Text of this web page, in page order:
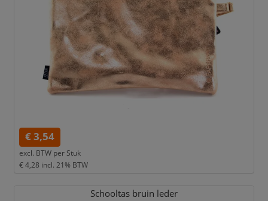
€ 3,54
excl. BTW per Stuk
€ 4,28 incl. 21% BTW
Schooltas bruin leder